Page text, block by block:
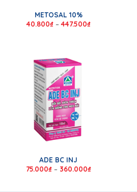
METOSAL 10%
40.800₫–447.500₫
ADE BC INJ
75.000₫– 360.000₫